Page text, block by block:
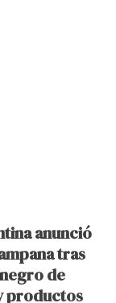
anunció
tras
de
productos